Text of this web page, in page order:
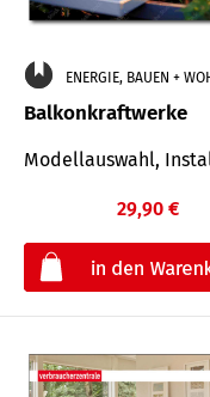
ENERGIE, BAUEN +
Balkonkraftwerke
Modellauswahl,
29,90 €